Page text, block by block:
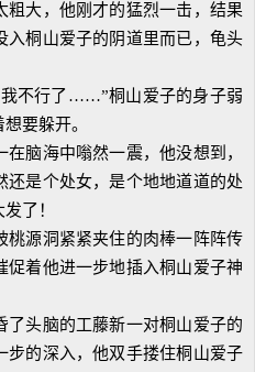
大，他刚才的猛烈一击，结果
入桐山爱子的阴道里而已，龟头
行了……”桐山爱子的身子弱
要躲开。
脑海中嗡然一震，他没想到，
是个处女，是个地地道道的处
了！
源洞紧紧夹住的肉棒一阵阵传
着他进一步地插入桐山爱子神
头脑的工藤新一对桐山爱子的
步的深入，他双手搂住桐山爱子